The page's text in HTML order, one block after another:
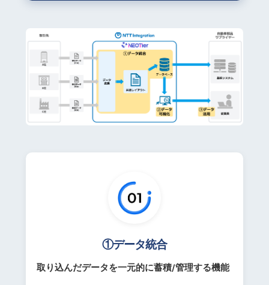
①データ統合
取り込んだデータを一元的に蓄積/管理する機能